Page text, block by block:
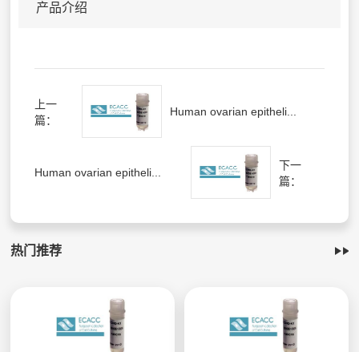
产品介绍
上一
篇：
Human ovarian epitheli...
Human ovarian epitheli...
下一
篇：
热门推荐